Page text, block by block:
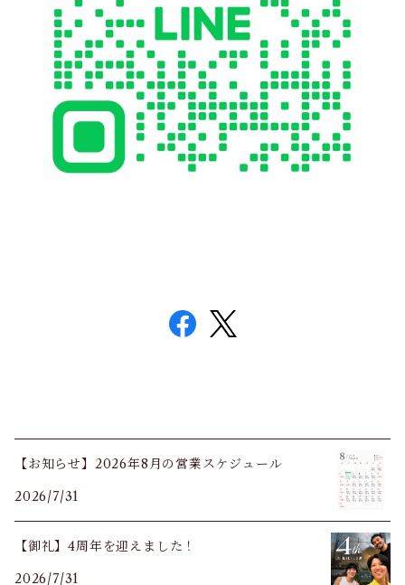
【お知らせ】2026年8月の営業スケジュール
2026/7/31
【御礼】4周年を迎えました！
2026/7/31